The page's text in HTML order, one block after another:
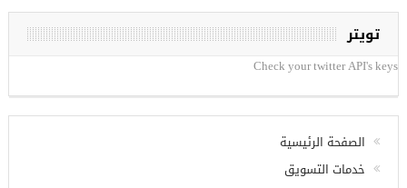
تويتر
Check your twitter API's keys